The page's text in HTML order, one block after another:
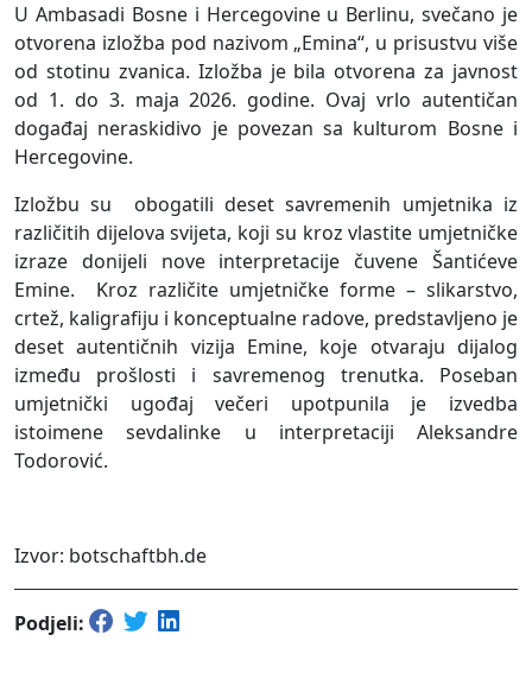
U Ambasadi Bosne i Hercegovine u Berlinu, svečano je
otvorena izložba pod nazivom „Emina“, u prisustvu više
od stotinu zvanica. Izložba je bila otvorena za javnost
od 1. do 3. maja 2026. godine. Ovaj vrlo autentičan
događaj neraskidivo je povezan sa kulturom Bosne i
Hercegovine.
Izložbu su
obogatili deset savremenih umjetnika iz
različitih dijelova svijeta, koji su kroz vlastite umjetničke
izraze donijeli nove interpretacije čuvene Šantićeve
Emine.
Kroz različite umjetničke forme – slikarstvo,
crtež, kaligrafiju i konceptualne radove, predstavljeno je
deset autentičnih vizija Emine, koje otvaraju dijalog
između prošlosti i savremenog trenutka. Poseban
umjetnički ugođaj večeri upotpunila je izvedba
istoimene sevdalinke u interpretaciji Aleksandre
Todorović.
Izvor: botschaftbh.de
Podjeli: